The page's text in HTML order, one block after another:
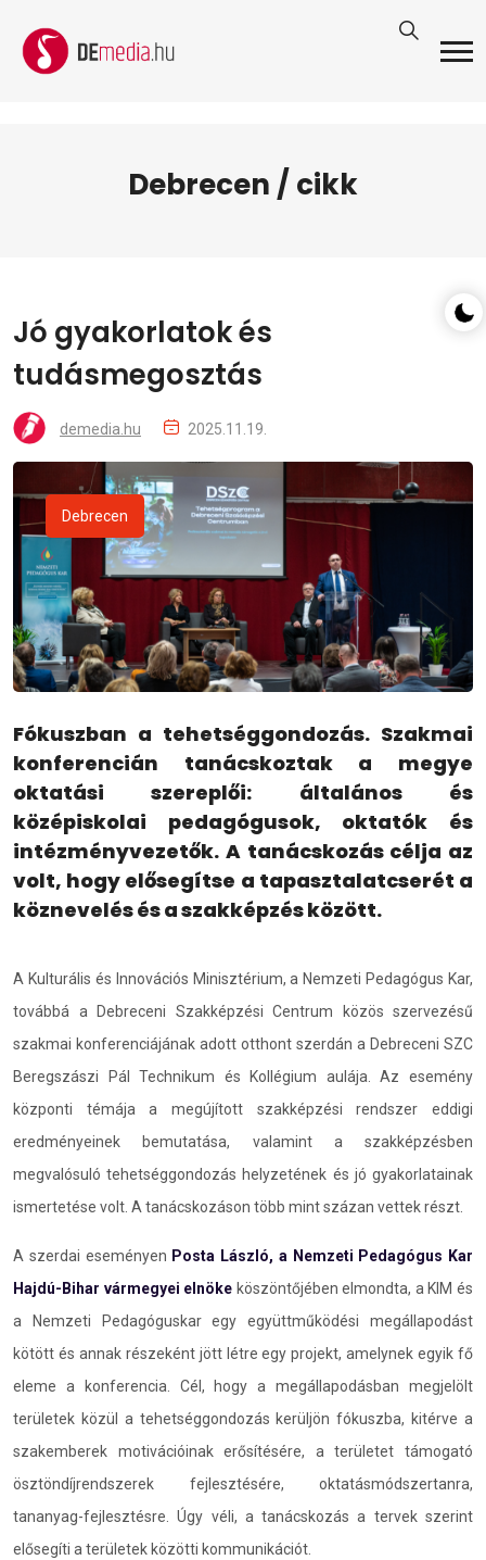
Debrecen / cikk
Jó gyakorlatok és
tudásmegosztás
demedia.hu 2025.11.19.
Debrecen
Fókuszban a tehetséggondozás. Szakmai
konferencián tanácskoztak a megye
oktatási szereplői: általános és
középiskolai pedagógusok, oktatók és
intézményvezetők. A tanácskozás célja az
volt, hogy elősegítse a tapasztalatcserét a
köznevelés és a szakképzés között.
A Kulturális és Innovációs Minisztérium, a Nemzeti Pedagógus Kar,
továbbá a Debreceni Szakképzési Centrum közös szervezésű
szakmai konferenciájának adott otthont szerdán a Debreceni SZC
Beregszászi Pál Technikum és Kollégium aulája. Az esemény
központi témája a megújított szakképzési rendszer eddigi
eredményeinek bemutatása, valamint a szakképzésben
megvalósuló tehetséggondozás helyzetének és jó gyakorlatainak
ismertetése volt. A tanácskozáson több mint százan vettek részt.
A szerdai eseményen Posta László, a Nemzeti Pedagógus Kar
Hajdú-Bihar vármegyei elnöke köszöntőjében elmondta, a KIM és
a Nemzeti Pedagóguskar egy együttműködési megállapodást
kötött és annak részeként jött létre egy projekt, amelynek egyik fő
eleme a konferencia. Cél, hogy a megállapodásban megjelölt
területek közül a tehetséggondozás kerüljön fókuszba, kitérve a
szakemberek motivációinak erősítésére, a területet támogató
ösztöndíjrendszerek fejlesztésére, oktatásmódszertanra,
tananyag-fejlesztésre. Úgy véli, a tanácskozás a tervek szerint
elősegíti a területek közötti kommunikációt.